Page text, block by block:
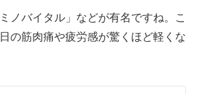
ノバイタル」などが有名ですね。こ
の筋肉痛や疲労感が驚くほど軽くな